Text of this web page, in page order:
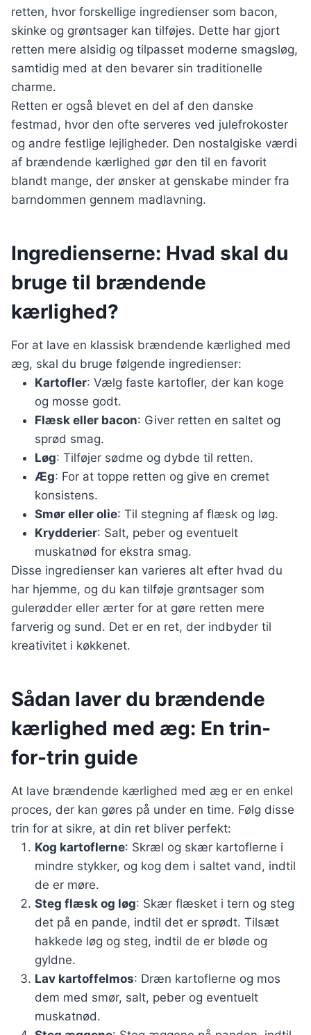
retten, hvor forskellige ingredienser som bacon,
skinke og grøntsager kan tilføjes. Dette har gjort
retten mere alsidig og tilpasset moderne smagsløg,
samtidig med at den bevarer sin traditionelle
charme.
Retten er også blevet en del af den danske
festmad, hvor den ofte serveres ved julefrokoster
og andre festlige lejligheder. Den nostalgiske værdi
af brændende kærlighed gør den til en favorit
blandt mange, der ønsker at genskabe minder fra
barndommen gennem madlavning.
Ingredienserne: Hvad skal du
bruge til brændende
kærlighed?
For at lave en klassisk brændende kærlighed med
æg, skal du bruge følgende ingredienser:
Kartofler: Vælg faste kartofler, der kan koge
og mosse godt.
Flæsk eller bacon: Giver retten en saltet og
sprød smag.
Løg: Tilføjer sødme og dybde til retten.
Æg: For at toppe retten og give en cremet
konsistens.
Smør eller olie: Til stegning af flæsk og løg.
Krydderier: Salt, peber og eventuelt
muskatnød for ekstra smag.
Disse ingredienser kan varieres alt efter hvad du
har hjemme, og du kan tilføje grøntsager som
gulerødder eller ærter for at gøre retten mere
farverig og sund. Det er en ret, der indbyder til
kreativitet i køkkenet.
Sådan laver du brændende
kærlighed med æg: En trin-
for-trin guide
At lave brændende kærlighed med æg er en enkel
proces, der kan gøres på under en time. Følg disse
trin for at sikre, at din ret bliver perfekt:
Kog kartoflerne: Skræl og skær kartoflerne i
mindre stykker, og kog dem i saltet vand, indtil
de er møre.
Steg flæsk og løg: Skær flæsket i tern og steg
det på en pande, indtil det er sprødt. Tilsæt
hakkede løg og steg, indtil de er bløde og
gyldne.
Lav kartoffelmos: Dræn kartoflerne og mos
dem med smør, salt, peber og eventuelt
muskatnød.